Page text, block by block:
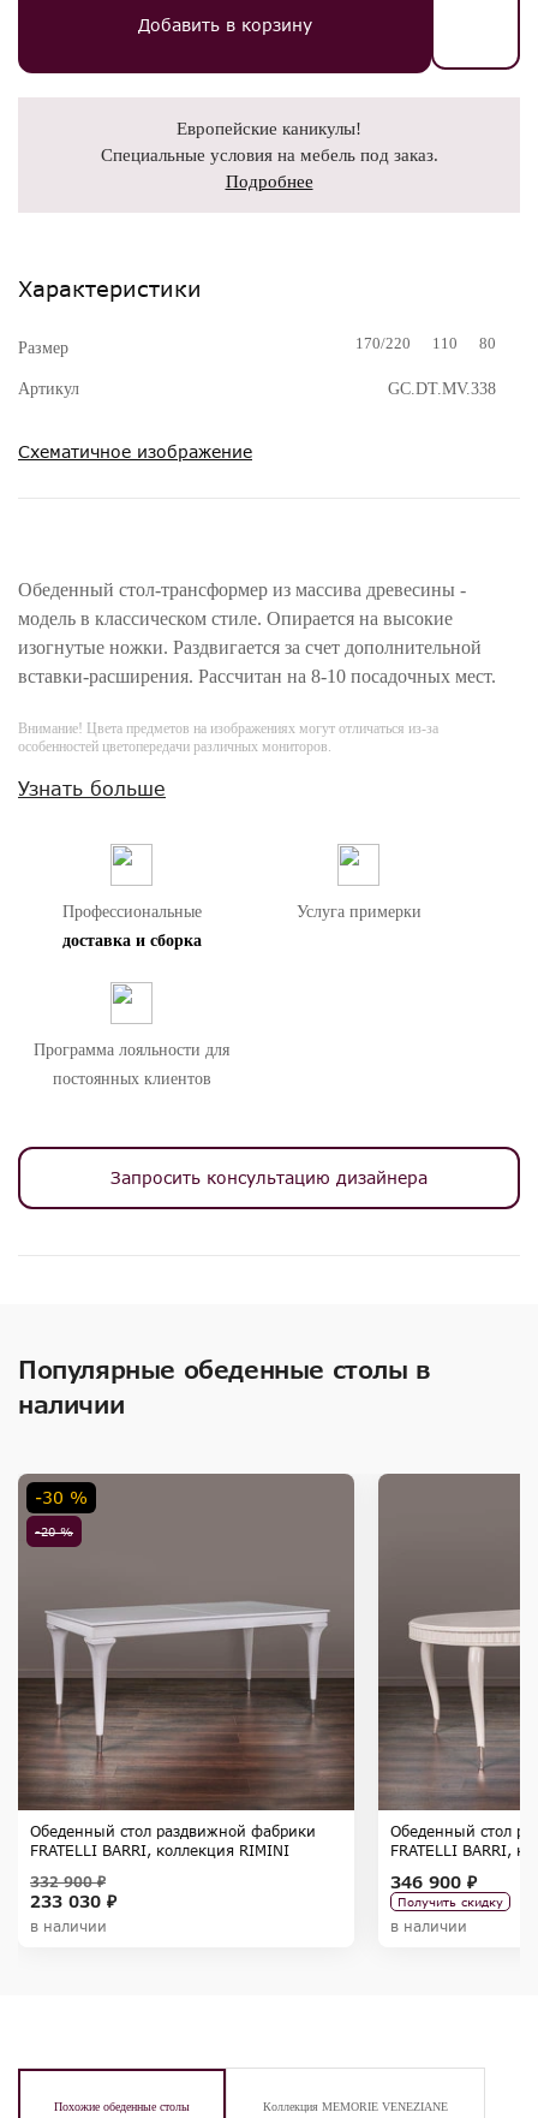
Добавить в корзину
Европейские каникулы!
Специальные условия на мебель под заказ.
Подробнее
Характеристики
Размер 170/220 110 80
Артикул GC.DT.MV.338
Схематичное изображение
Обеденный стол-трансформер из массива древесины -
модель в классическом стиле. Опирается на высокие
изогнутые ножки. Раздвигается за счет дополнительной
вставки-расширения. Рассчитан на 8-10 посадочных мест.
Внимание! Цвета предметов на изображениях могут отличаться из-за
особенностей цветопередачи различных мониторов.
Узнать больше
Профессиональные
доставка и сборка
Услуга примерки
Программа лояльности для
постоянных клиентов
Запросить консультацию дизайнера
Популярные обеденные столы в
наличии
-20 %
-30 %
Обеденный стол раздвижной фабрики
FRATELLI BARRI, коллекция RIMINI
233 030 ₽
332 900 ₽
в наличии
Обеденный стол
FRATELLI BARRI,
346 900 ₽
Получить скидку
в наличии
Похожие обеденные столы Коллекция MEMORIE VENEZIANE